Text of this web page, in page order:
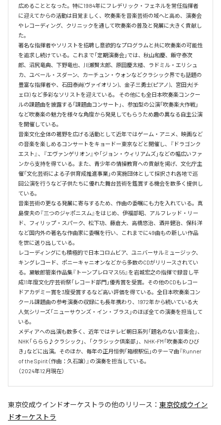
広めることとなった。特に1984年にフレデリック・フェネルを常任指揮者
に迎えてからの活動は目覚ましく、吹奏楽を音楽芸術の域へと高め、演奏会
やレコーディング、クリニックを通して吹奏楽の普及と発展に大きく貢献し
た。
著名な指揮者やソリストを招聘し意欲的なプログラムと共に吹奏楽の可能性
を追求し続けている。これまで「定期演奏会」では、秋山和慶、飯守泰次
郎、沼尻竜典、下野竜也、川瀬賢太郎、原田慶太楼、ラドミル・エリシュ
カ、ユベール・スダーン、カーチュン・ウォンなどクラシック界でも話題の
豊富な指揮者や、石田泰尚(ヴァイオリン)、金子三勇士(ピアノ)、宮田大(チ
ェロ) など多彩なソリストを迎えている。 その他にも全日本吹奏楽コンクー
ルの課題曲を披露する「課題曲コンサート」、参加型の公演「吹奏楽大作戦」
など吹奏楽の魅力を様々な角度から発見してもらうため趣の異なる自主公演
を開催している。
音楽文化全体の裾野を広げる活動として近年ではゲーム・アニメ、映画など
の音楽を楽しめるコンサートをキョードー東京などと開催し、『ドラゴンク
エスト』、『エヴァンゲリオン』や「ジョン・ウィリアムズ」などの幅広いファ
ンから支持を得ている。また、青少年の情操教育への貢献を掲げ、文化庁主
催「文化芸術による子供育成推進事業」の実施団体として採択され各地で巡
回公演を行うなど子供たちに優れた舞台芸術を鑑賞する機会を数多く提供し
ている。
音楽芸術の更なる発展に寄与するため、作曲の委嘱にも力を入れている。真
島俊夫の『三つのジャポニスム』をはじめ、伊福部昭、アルフレッド・リー
ド、フィリップ・スパーク、松下功、藤倉大、高橋悠治、酒井健治、保科洋
など国内外の著名な作曲家に委嘱を行い、これまでに49曲もの新しい作品
を世に送り出している。
レコーディングにも積極的で日本コロムビア、ユニバーサルミュージック、
キングレコード、ポニーキャニオンなどから多数のCDがリリースされてい
る。黛敏郎管楽作品集『トーンプレロマス55』を岩城宏之の指揮で録音し平
成11年度文化庁芸術祭「レコード部門」優秀賞を受賞。その他のCDもレコー
ドアカデミー賞を3度受賞するなど高い評価を得ている。全日本吹奏楽コン
クール課題曲の参考演奏の収録にも長年携わり、1972年から続いている大
人気シリーズ「ニューサウンズ・イン・ブラス」のほぼ全ての演奏を担当して
いる。
メディアへの出演も数多く、近年ではテレビ朝日系列「題名のない音楽会」、
NHK「ららら♪クラシック」、「クラシック倶楽部」、NHK-FM「吹奏楽のひび
き」などに出演。そのほか、毎年の正月恒例「箱根駅伝」のテーマ曲『Runner
of the Spirit（作曲：久石譲）』の演奏を担当している。
（2024年12月現在）
東京佼成ウインドオーケストラの他のリリース： 東京佼成ウイン
ドオーケストラ